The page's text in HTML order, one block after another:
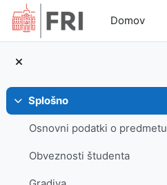
Preskoči na glavno vsebino
Domov
SkrčiSplošno
Osnovni podatki o predmetu
Obveznosti študenta